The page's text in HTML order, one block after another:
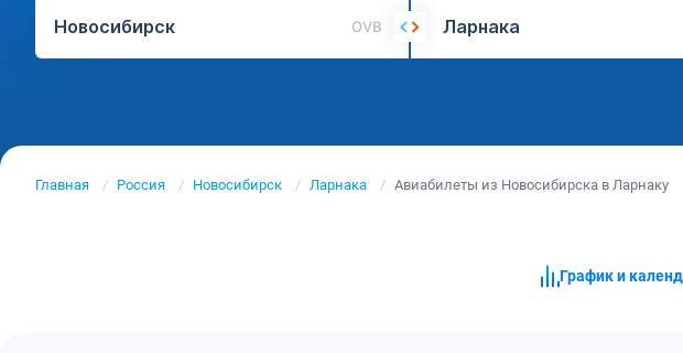
OVB
Главная Россия Новосибирск Ларнака Авиабилеты из Новосибирска в Ларнаку
График и